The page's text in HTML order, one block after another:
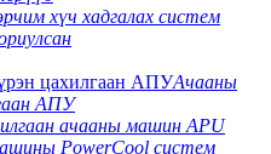
хүч хадгалах систем
Ачааны
АПУ
ачааны машин APU
PowerCool систем